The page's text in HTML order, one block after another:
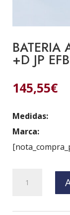
BATERIA
+D JP EFB
145,55€
Medidas:
Marca:
ARRANQUE